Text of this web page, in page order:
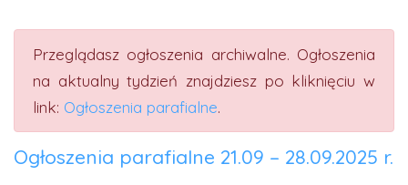
Przeglądasz ogłoszenia archiwalne. Ogłoszenia
na aktualny tydzień znajdziesz po kliknięciu w
link: Ogłoszenia parafialne.
Ogłoszenia parafialne 21.09 – 28.09.2025 r.